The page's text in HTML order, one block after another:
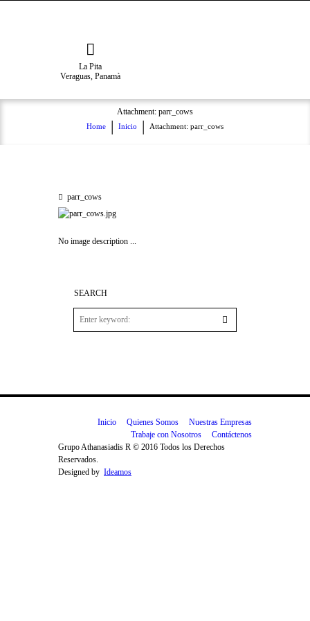
La Pita
Veraguas, Panamà
Attachment: parr_cows
Home Inicio Attachment: parr_cows
parr_cows
No image description ...
SEARCH
Inicio Quienes Somos
Nuestras Empresas
Trabaje con Nosotros
Contáctenos
Grupo Athanasiadis R © 2016 Todos los Derechos
Reservados.
Designed by Ideamos